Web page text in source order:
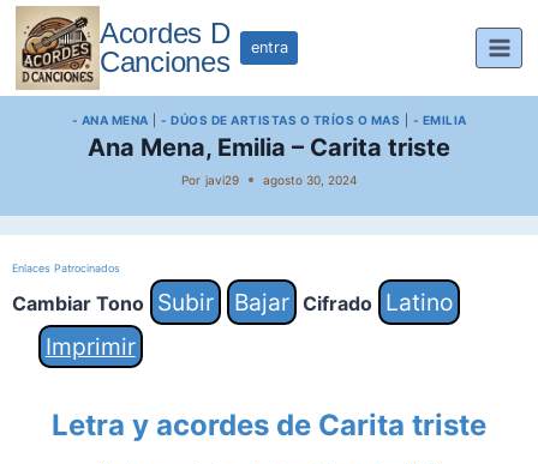
Saltar
contenido
Acordes D
Canciones
entra
- ANA MENA - DÚOS DE ARTISTAS O TRÍOS O MAS - EMILIA
Ana Mena, Emilia – Carita triste
Por javi29 agosto 30, 2024
Enlaces Patrocinados
Cambiar Tono Subir Bajar Cifrado
Latino
Imprimir
Letra y acordes de Carita triste